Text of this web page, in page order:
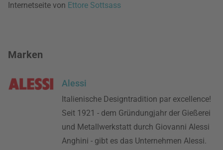
Internetseite von Ettore Sottsass
Marken
Alessi
Italienische Designtradition par excellence!
Seit 1921 - dem Gründungjahr der Gießerei
und Metallwerkstatt durch Giovanni Alessi
Anghini - gibt es das Unternehmen Alessi.